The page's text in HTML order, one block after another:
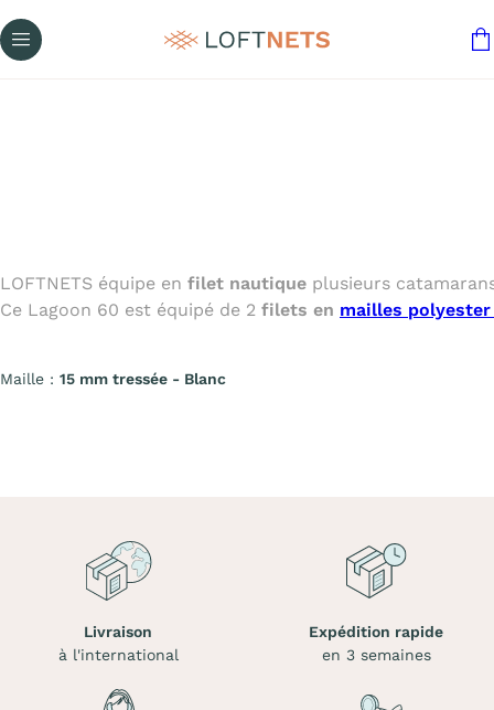
LOFTNETS équipe en filet nautique plusieurs
Ce Lagoon 60 est équipé de 2 filets en mailles
Maille : 15 mm tressée - Blanc
Livraison
à l'international
Expédition rapide
en 3 semaines